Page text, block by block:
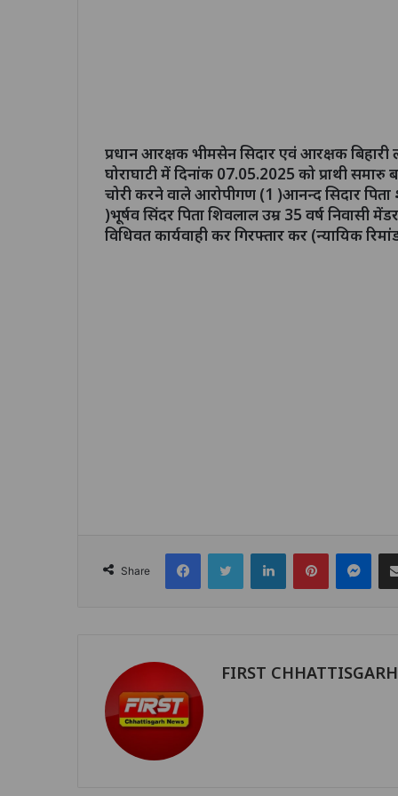
प्रधान आरक्षक भीमसेन सिदार एवं आरक्षक
घोराघाटी में दिनांक 07.05.2025 को प्राथी
चोरी करने वाले आरोपीगण (1 )आनन्द सिदार पिता
)भूर्षव सिंदर पिता शिवलाल उम्र 35 वर्ष निवासी
विधिवत कार्यवाही कर गिरफ्तार कर (न्यायिक
Share
FacebookTwitter LinkedInPinterest
FIRST